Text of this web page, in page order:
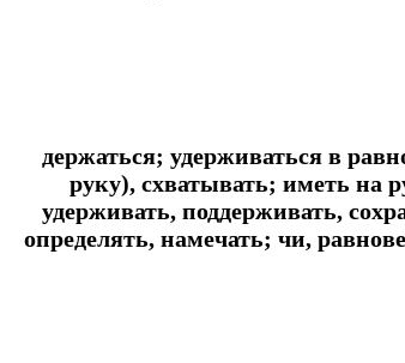
держаться; удерживаться в
руку), схватывать; иметь на
удерживать, поддерживать,
определять, намечать; чи,